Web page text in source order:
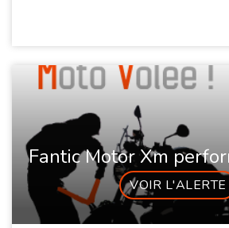
Fantic Motor Xm
VOIR L'ALERTE